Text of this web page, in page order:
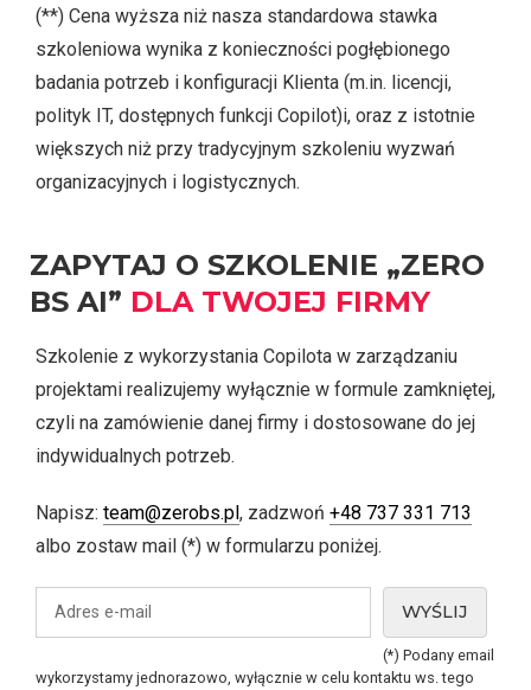
(**) Cena wyższa niż nasza standardowa stawka
szkoleniowa wynika z konieczności pogłębionego
badania potrzeb i konfiguracji Klienta (m.in. licencji,
polityk IT, dostępnych funkcji Copilot)i, oraz z istotnie
większych niż przy tradycyjnym szkoleniu wyzwań
organizacyjnych i logistycznych.
ZAPYTAJ O SZKOLENIE „ZERO
BS AI” DLA TWOJEJ FIRMY
Szkolenie z wykorzystania Copilota w zarządzaniu
projektami realizujemy wyłącznie w formule zamkniętej,
czyli na zamówienie danej firmy i dostosowane do jej
indywidualnych potrzeb.
Napisz: team@zerobs.pl, zadzwoń +48 737 331 713
albo zostaw mail (*) w formularzu poniżej.
(*) Podany email
wykorzystamy jednorazowo, wyłącznie w celu kontaktu ws. tego